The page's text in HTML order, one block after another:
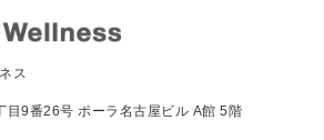
ス
目9番26号 ポーラ名古屋ビル A館 5階